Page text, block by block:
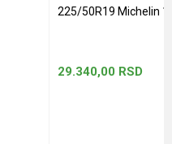
225/50R19 Michelin
29.340,00 RSD